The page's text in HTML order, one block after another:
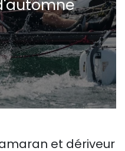
et dériveur